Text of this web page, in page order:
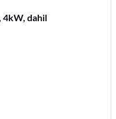
4kW, dahil